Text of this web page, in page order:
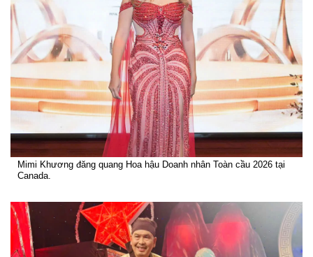
Mimi Khương đăng quang Hoa hậu Doanh nhân Toàn cầu 2026 tại
Canada.